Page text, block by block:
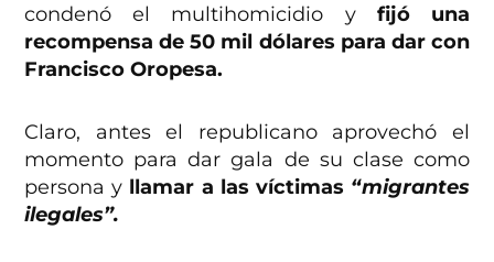
condenó el multihomicidio y fijó una
recompensa de 50 mil dólares para dar con
Francisco Oropesa.
Claro, antes el republicano aprovechó el
momento para dar gala de su clase como
persona y llamar a las víctimas “migrantes
ilegales”.